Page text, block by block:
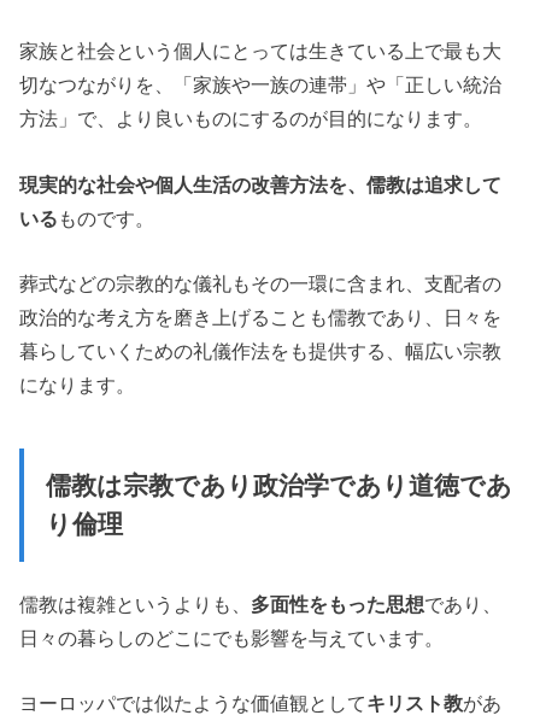
家族と社会という個人にとっては生きている上で最も大
切なつながりを、「家族や一族の連帯」や「正しい統治
方法」で、より良いものにするのが目的になります。
現実的な社会や個人生活の改善方法を、儒教は追求して
いる ものです。
葬式などの宗教的な儀礼もその一環に含まれ、支配者の
政治的な考え方を磨き上げることも儒教であり、日々を
暮らしていくための礼儀作法をも提供する、幅広い宗教
になります。
儒教は宗教であり政治学であり道徳であ
り倫理
儒教は複雑というよりも、 多面性をもった思想であり、
日々の暮らしのどこにでも影響を与えています。
ヨーロッパでは似たような価値観としてキリスト教があ